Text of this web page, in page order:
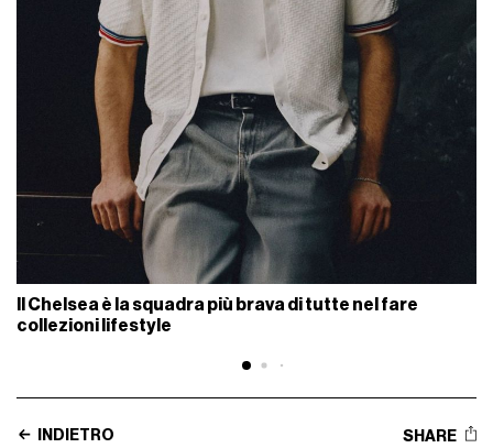
Il Chelsea è la squadra più brava di tutte nel fare
collezioni lifestyle
INDIETRO SHARE